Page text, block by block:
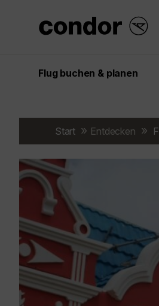
Flug buchen & planen
Start Entdecken